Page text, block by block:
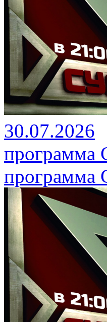
30.07.2026
программа
программа